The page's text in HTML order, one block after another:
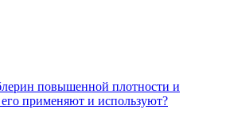
повышенной плотности и
его применяют и используют?